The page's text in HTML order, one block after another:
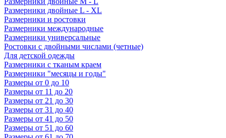
Размерники двойные L - XL
Размерники и ростовки
Размерники международные
Размерники универсальные
Ростовки с двойными числами (четные)
Для детской одежды
Размерники с тканым краем
Размерники "месяцы и годы"
Размеры от 0 до 10
Размеры от 11 до 20
Размеры от 21 до 30
Размеры от 31 до 40
Размеры от 41 до 50
Размеры от 51 до 60